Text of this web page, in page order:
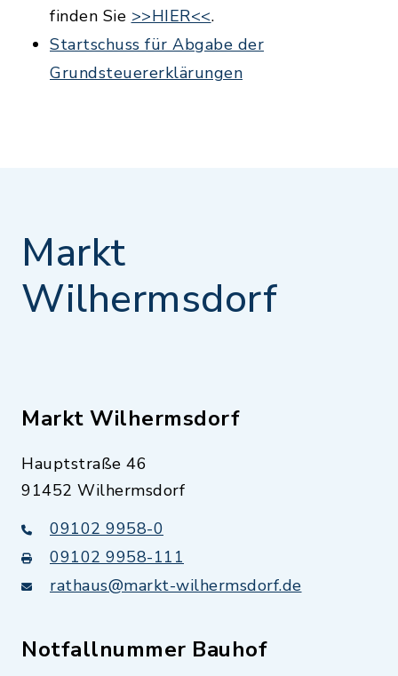
finden Sie >>HIER<<.
Startschuss für Abgabe der
Grundsteuererklärungen
Markt
Wilhermsdorf
Markt Wilhermsdorf
Hauptstraße 46
91452 Wilhermsdorf
09102 9958-0
09102 9958-111
rathaus@markt-wilhermsdorf.de
Notfallnummer Bauhof